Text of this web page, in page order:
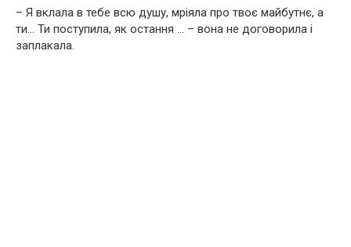
– Я вклала в тебе всю душу, мріяла про твоє майбутнє, а
ти… Ти поступила, як остання … – вона не договорила і
заплакала.